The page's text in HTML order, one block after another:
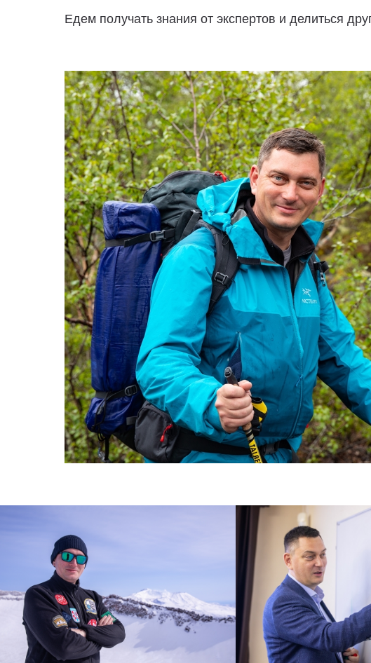
Едем получать знания от экспертов и делиться